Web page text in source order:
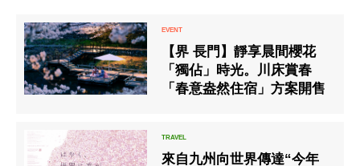
【界 長門】靜享晨間櫻花
「獨佔」時光。川床賞春
「春意盎然住宿」方案開售
來自九州向世界傳達“今年